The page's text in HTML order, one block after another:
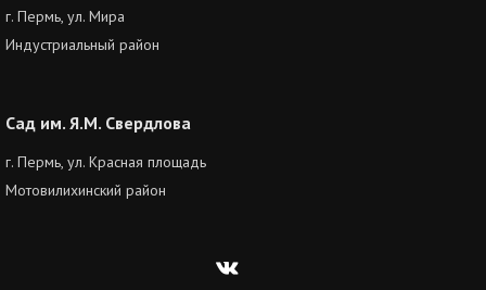
г. Пермь, ул. Мира
Индустриальный район
Сад им. Я.М. Свердлова
г. Пермь, ул. Красная площадь
Мотовилихинский район
Вконтакте